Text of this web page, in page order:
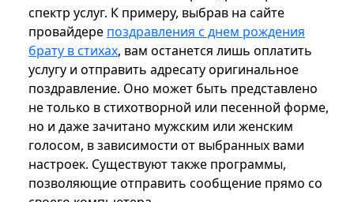
спектр услуг. К примеру, выбрав на сайте
провайдере поздравления с днем рождения
брату в стихах, вам останется лишь оплатить
услугу и отправить адресату оригинальное
поздравление. Оно может быть представлено
не только в стихотворной или песенной форме,
но и даже зачитано мужским или женским
голосом, в зависимости от выбранных вами
настроек. Существуют также программы,
позволяющие отправить сообщение прямо со